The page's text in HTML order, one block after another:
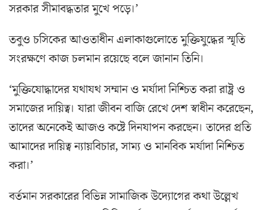
সরকার সীমাবদ্ধতার মুখে পড়ে।’
তবুও চসিকের আওতাধীন এলাকাগুলোতে মুক্তিযুদ্ধের স্মৃতি
সংরক্ষণে কাজ চলমান রয়েছে বলে জানান তিনি।
‘মুক্তিযোদ্ধাদের যথাযথ সম্মান ও মর্যাদা নিশ্চিত করা রাষ্ট্র ও
সমাজের দায়িত্ব। যারা জীবন বাজি রেখে দেশ স্বাধীন করেছেন,
তাদের অনেকেই আজও কষ্টে দিনযাপন করছেন। তাদের প্রতি
আমাদের দায়িত্ব ন্যায়বিচার, সাম্য ও মানবিক মর্যাদা নিশ্চিত
করা।’
বর্তমান সরকারের বিভিন্ন সামাজিক উদ্যোগের কথা উল্লেখ